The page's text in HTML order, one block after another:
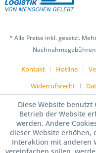
* Alle Preise inkl. gesetzl.
Kontakt Hotline
Widerrufsrecht
Diese Website
Betrieb der Website
werden. Andere
dieser Website
Interaktion mit anderen